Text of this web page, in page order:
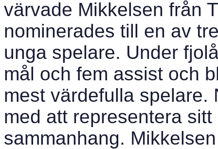
värvade Mikkelsen från
nominerades till en av
unga spelare. Under
mål och fem assist och
mest värdefulla spelare.
med att representera
sammanhang.